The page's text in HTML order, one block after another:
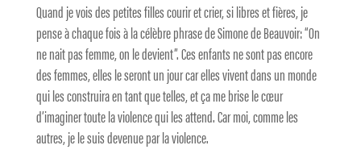
Quand je vois des petites filles courir et crier, si libres et fières, je
pense à chaque fois à la célèbre phrase de Simone de Beauvoir: “On
ne nait pas femme, on le devient”. Ces enfants ne sont pas encore
des femmes, elles le seront un jour car elles vivent dans un monde
qui les construira en tant que telles, et ça me brise le cœur
d’imaginer toute la violence qui les attend. Car moi, comme les
autres, je le suis devenue par la violence.